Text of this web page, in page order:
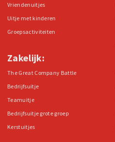
Vriendenuitjes
Uitje met kinderen
Groepsactiviteiten
Zakelijk:
The Great Company Battle
Bedrijfsuitje
Teamuitje
Bedrijfsuitje grote groep
Kerstuitjes